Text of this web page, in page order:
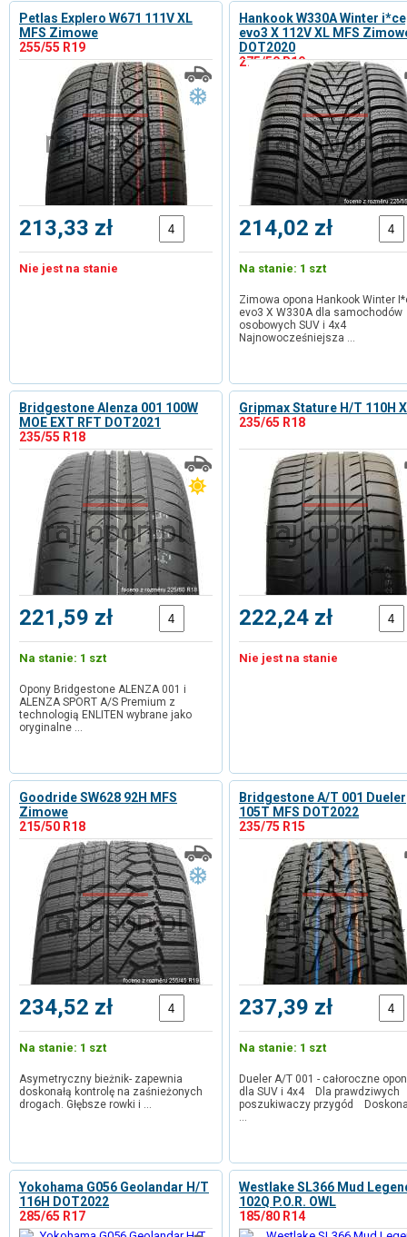
Petlas Explero W671 111V XL
MFS Zimowe
255/55 R19
213,33 zł
Nie jest na stanie
Hankook W330A Winter
evo3 X 112V XL MFS
DOT2020
275/50 R19
214,02 zł
Na stanie: 1 szt
Zimowa opona Hankook Winter
evo3 X W330A dla samochodów
osobowych SUV i 4x4
Najnowocześniejsza …
Bridgestone Alenza 001 100W
MOE EXT RFT DOT2021
235/55 R18
221,59 zł
Na stanie: 1 szt
Opony Bridgestone ALENZA 001 i
ALENZA SPORT A/S Premium z
technologią ENLITEN wybrane jako
oryginalne …
Gripmax Stature H/T 110H
235/65 R18
222,24 zł
Nie jest na stanie
Goodride SW628 92H MFS
Zimowe
215/50 R18
234,52 zł
Na stanie: 1 szt
Asymetryczny bieżnik- zapewnia
doskonałą kontrolę na zaśnieżonych
drogach. Głębsze rowki i …
Bridgestone A/T 001 Dueler
105T MFS DOT2022
235/75 R15
237,39 zł
Na stanie: 1 szt
Dueler A/T 001 - całoroczne
dla SUV i 4x4 Dla prawdziwych
poszukiwaczy przygód
…
Yokohama G056 Geolandar H/T
116H DOT2022
285/65 R17
Westlake SL366 Mud
102Q P.O.R. OWL
185/80 R14